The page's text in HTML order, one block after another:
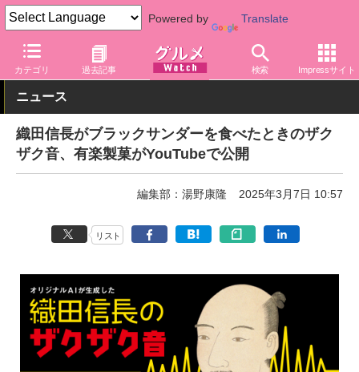
Powered by Translate
カテゴリ 過去記事 検索 Impressサイト
グルメ Watch 菓子・スイーツ チョコレート
ニュース
織田信長がブラックサンダーを食べたときのザク
ザク音、有楽製菓がYouTubeで公開
編集部：湯野康隆 2025年3月7日 10:57
リスト